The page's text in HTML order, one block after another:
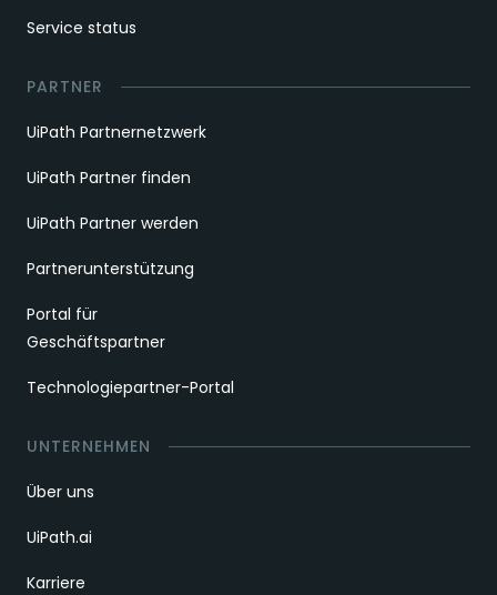
Service status
PARTNER
UiPath Partnernetzwerk
UiPath Partner finden
UiPath Partner werden
Partnerunterstützung
Portal für
Geschäftspartner
Technologiepartner-Portal
UNTERNEHMEN
Über uns
UiPath.ai
Karriere